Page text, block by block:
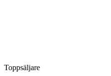
Toppsäljare